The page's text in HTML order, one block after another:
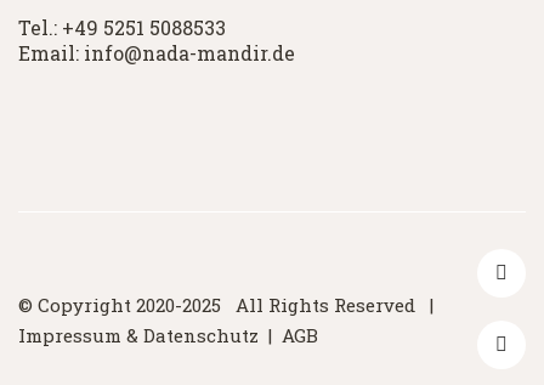
Tel.: +49 5251 5088533
Email: info@nada-mandir.de
© Copyright 2020-2025 All Rights Reserved |
Impressum & Datenschutz | AGB